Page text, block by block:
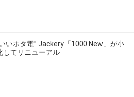
いポタ電” Jackery「1000 New」が小
してリニューアル